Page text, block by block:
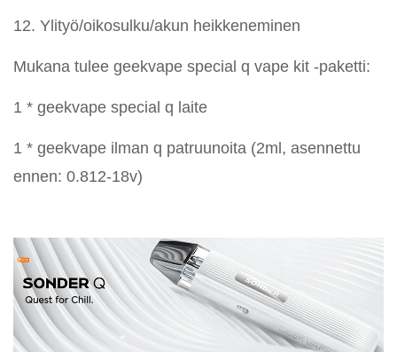
12. Ylityö/oikosulku/akun heikkeneminen
Mukana tulee geekvape special q vape kit -paketti:
1 * geekvape special q laite
1 * geekvape ilman q patruunoita (2ml, asennettu
ennen: 0.812-18v)